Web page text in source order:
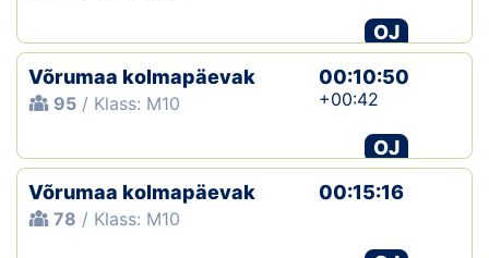
OJ
Võrumaa kolmapäevak
95 / Klass: M10
00:10:50
+00:42
OJ
Võrumaa kolmapäevak
78 / Klass: M10
00:15:16